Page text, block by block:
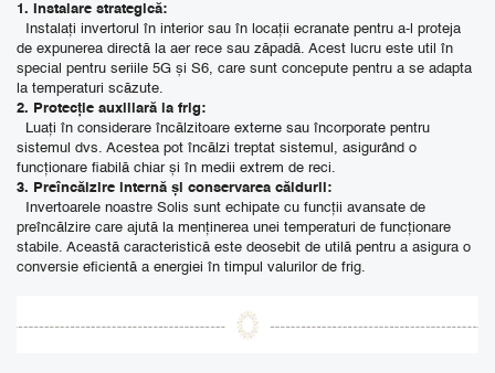
1. Instalare strategică:
Instalați invertorul în interior sau în locații ecranate pentru a-l proteja
de expunerea directă la aer rece sau zăpadă. Acest lucru este util în
special pentru seriile 5G și S6, care sunt concepute pentru a se adapta
la temperaturi scăzute.
2. Protecție auxiliară la frig:
Luați în considerare încălzitoare externe sau încorporate pentru
sistemul dvs. Acestea pot încălzi treptat sistemul, asigurând o
funcționare fiabilă chiar și în medii extrem de reci.
3. Preîncălzire internă și conservarea căldurii:
Invertoarele noastre Solis sunt echipate cu funcții avansate de
preîncălzire care ajută la menținerea unei temperaturi de funcționare
stabile. Această caracteristică este deosebit de utilă pentru a asigura o
conversie eficientă a energiei în timpul valurilor de frig.